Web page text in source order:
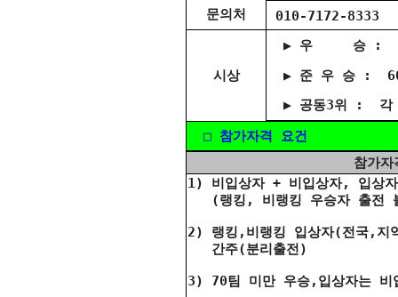
문의처
010-7172-8333
시상
▶ 우 승 : 120
▶ 준 우 승 : 60
▶ 공동3위 : 각
□ 참가자격 요건
참가자
1) 비입상자 + 비입상자, 입상
(랭킹, 비랭킹 우승자 출전
2) 랭킹,비랭킹 입상자(전국,
간주(분리출전)
3) 70팀 미만 우승,입상자는 비